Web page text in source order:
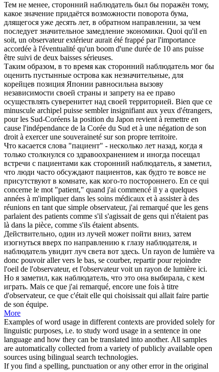
Тем не менее, сторонний наблюдатель был бы поражён тому,
какое значение придаётся возможности поворота бума,
длящегося уже десять лет, в обратном направлении, за чем
последует значительное замедление экономики. Quoi qu'il en
soit, un observateur extérieur aurait été frappé par l'importance
accordée à l'éventualité qu'un boom d'une durée de 10 ans puisse
être suivi de deux baisses sérieuses.
Таким образом, в то время как сторонний наблюдатель мог бы
оценить пустынные острова как незначительные, для
корейцев позиция Японии равносильна вызову
независимости своей страны и запрету на ее право
осуществлять суверенитет над своей территорией. Bien que ce
minuscule archipel puisse sembler insignifiant aux yeux d'étrangers,
pour les Sud-Coréens la position du Japon revient à remettre en
cause l'indépendance de la Corée du Sud et à une négation de son
droit à exercer une souveraineté sur son propre territoire.
Что касается слова "пациент" - несколько лет назад, когда я
только столкнулся со здравоохранением и иногда посещал
встречи с пациентами как сторонний наблюдатель, я заметил,
что люди часто обсуждают пациентов, как будто те вовсе не
присутствуют в комнате, как кого-то постороннего. En ce qui
concerne le mot "patient," quand j'ai commencé il y a quelques
années à m'impliquer dans les soins médicaux et à assister à des
réunions en tant que simple observateur, j'ai remarqué que les gens
parlaient des patients comme s'il s'agissait de gens qui n'étaient pas
là dans la pièce, comme s'ils étaient absents.
Действительно, один из лучей может пойти вниз, затем
изогнуться вверх по направлению к глазу наблюдателя, и
наблюдатель увидит луч света вот здесь. Un rayon de lumière va
donc pouvoir aller vers le bas, se courber, repartir pour rejoindre
l'oeil de l'observateur, et l'observateur voit un rayon de lumière ici.
Но я заметил, как наблюдатель, что это она выбирала, с кем
играть. Mais ce que j'ai remarqué, encore une fois à titre
d'observateur, ce que c'était elle qui choisissait qui allait faire partie
de son équipe.
More
Examples of word usage in different contexts are provided solely for
linguistic purposes, i.e. to study word usage in a sentence in one
language and how they can be translated into another. All samples
are automatically collected from a variety of publicly available open
sources using bilingual search technologies.
If you find a spelling, punctuation or any other error in the original